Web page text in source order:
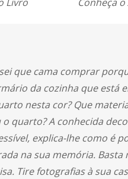
que cama comprar
da cozinha que está
nesta cor? Que
quarto? A conhecida
explica-lhe como é
na sua memória.
Tire fotografias à sua